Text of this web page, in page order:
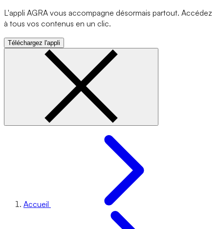
L'appli AGRA vous accompagne désormais partout. Accédez
à tous vos contenus en un clic.
Téléchargez l'appli
Accueil